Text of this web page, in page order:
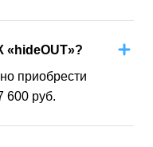
«hideOUT»?
приобрести
600 руб.